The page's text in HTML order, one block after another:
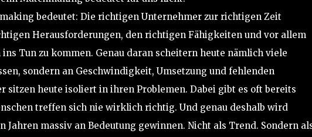
bedeutet: Die richtigen Unternehmer zur richtigen Zeit
Herausforderungen, den richtigen Fähigkeiten und vor allem
Tun zu kommen. Genau daran scheitern heute nämlich viele
sondern an Geschwindigkeit, Umsetzung und fehlenden
sitzen heute isoliert in ihren Problemen. Dabei gibt es oft bereits
treffen sich nie wirklich richtig. Und genau deshalb wird
massiv an Bedeutung gewinnen. Nicht als Trend. Sondern